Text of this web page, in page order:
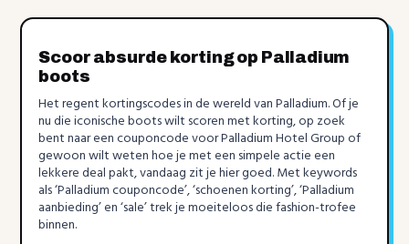
Scoor absurde korting op Palladium
boots
Het regent kortingscodes in de wereld van Palladium. Of je
nu die iconische boots wilt scoren met korting, op zoek
bent naar een couponcode voor Palladium Hotel Group of
gewoon wilt weten hoe je met een simpele actie een
lekkere deal pakt, vandaag zit je hier goed. Met keywords
als ‘Palladium couponcode’, ‘schoenen korting’, ‘Palladium
aanbieding’ en ‘sale’ trek je moeiteloos die fashion-trofee
binnen.